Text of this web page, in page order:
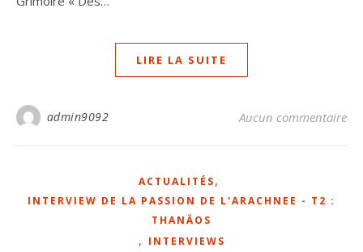
LIRE LA SUITE
admin9092 Aucun commentaire
ACTUALITÉS,
INTERVIEW DE LA PASSION DE L'ARACHNEE - T2 :
THANÄOS
, INTERVIEWS